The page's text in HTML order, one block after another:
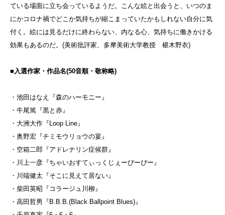
ている場面に立ち会っているようだ。こんな絵と出会うと、いつのま
にかコロナ禍でどこか気持ちが縮こまっていたかもしれない自分に気
付く。絵には見るだけに終わらない、内なる心、気持ちに働きかける
効果もあるのだ。(美術批評家、多摩美術大学教授 椹木野衣)
■入選作家・作品名(50音順・敬称略)
・池田はなえ『森のハーモニー』
・牛尾篤『黒と赤』
・大洲大作『Loop Line』
・奥野宏『チミモウリョウの宴』
・空箱二郎『アドレナリン症候群』
・川上一彦『ちゃいおすてぃっくじぇーぴーぴー』
・川端健太『そこに見えて居ない』
・柴田英昭『コラージュ川柳』
・高田哲男『B.B.B.(Black Ballpoint Blues)』